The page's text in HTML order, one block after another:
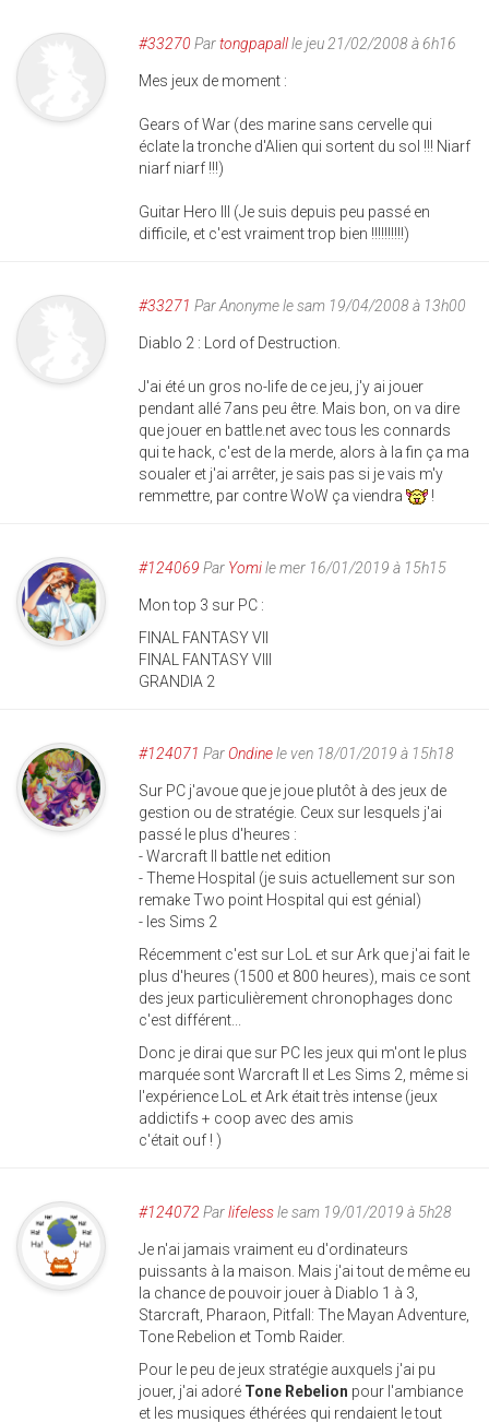
#33270 Partongpapallle jeu 21/02/2008 à 6h16
Mes jeux de moment :
Gears of War (des marine sans cervelle qui
éclate la tronche d'Alien qui sortent du sol !!! Niarf
niarf niarf !!!)
Guitar Hero III (Je suis depuis peu passé en
difficile, et c'est vraiment trop bien !!!!!!!!!!)
#33271 ParAnonymele sam 19/04/2008 à 13h00
Diablo 2 : Lord of Destruction.
J'ai été un gros no-life de ce jeu, j'y ai jouer
pendant allé 7ans peu être. Mais bon, on va dire
que jouer en battle.net avec tous les connards
qui te hack, c'est de la merde, alors à la fin ça ma
soualer et j'ai arrêter, je sais pas si je vais m'y
remmettre, par contre WoW ça viendra
!
#124069 Par Yomile mer 16/01/2019 à 15h15
Mon top 3 sur PC :
FINAL FANTASY VII
FINAL FANTASY VIII
GRANDIA 2
#124071 ParOndinele ven 18/01/2019 à 15h18
Sur PC j'avoue que je joue plutôt à des jeux de
gestion ou de stratégie. Ceux sur lesquels j'ai
passé le plus d'heures :
- Warcraft II battle net edition
- Theme Hospital (je suis actuellement sur son
remake Two point Hospital qui est génial)
- les Sims 2
Récemment c'est sur LoL et sur Ark que j'ai fait le
plus d'heures (1500 et 800 heures), mais ce sont
des jeux particulièrement chronophages donc
c'est différent...
Donc je dirai que sur PC les jeux qui m'ont le plus
marquée sont Warcraft II et Les Sims 2, même si
l'expérience LoL et Ark était très intense (jeux
addictifs + coop avec des amis
c'était ouf ! )
#124072 Parlifelessle sam 19/01/2019 à 5h28
Je n'ai jamais vraiment eu d'ordinateurs
puissants à la maison. Mais j'ai tout de même eu
la chance de pouvoir jouer à Diablo 1 à 3,
Starcraft, Pharaon, Pitfall: The Mayan Adventure,
Tone Rebelion et Tomb Raider.
Pour le peu de jeux stratégie auxquels j'ai pu
jouer, j'ai adoré Tone Rebelion pour l'ambiance
et les musiques éthérées qui rendaient le tout